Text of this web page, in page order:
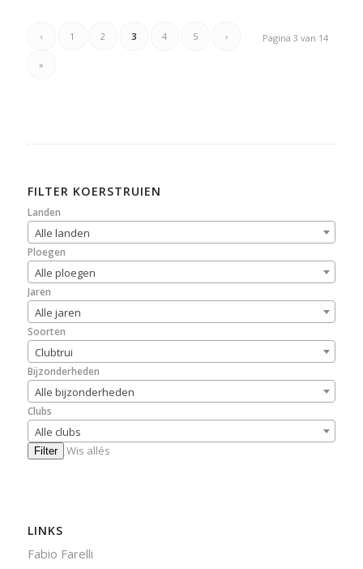
Pagina 3 van 14
‹ 1 2 3 4 5 ›
»
FILTER KOERSTRUIEN
Landen
Alle landen
Ploegen
Alle ploegen
Jaren
Alle jaren
Soorten
Clubtrui
Bijzonderheden
Alle bijzonderheden
Clubs
Alle clubs
Filter Wis allés
LINKS
Fabio Farelli